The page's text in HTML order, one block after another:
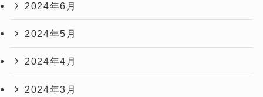
2024年6月
2024年5月
2024年4月
2024年3月